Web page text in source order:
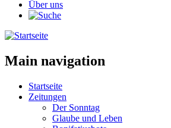
Über uns
Main navigation
Startseite
Zeitungen
Der Sonntag
Glaube und Leben